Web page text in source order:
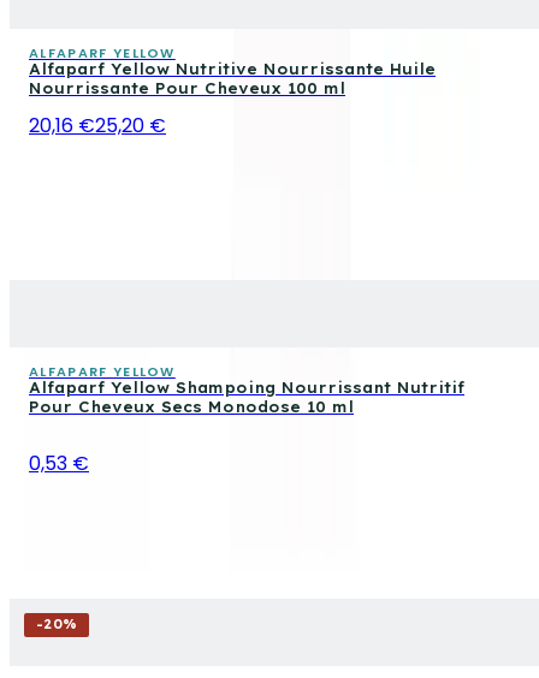
ALFAPARF YELLOW
Alfaparf Yellow Nutritive Nourrissante Huile
Nourrissante Pour Cheveux 100 ml
20,16 €25,20 €
ALFAPARF YELLOW
Alfaparf Yellow Shampoing Nourrissant Nutritif
Pour Cheveux Secs Monodose 10 ml
0,53 €
-20%